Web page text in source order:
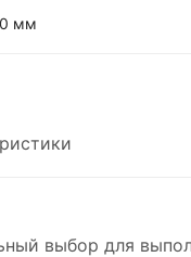
мм
выбор для